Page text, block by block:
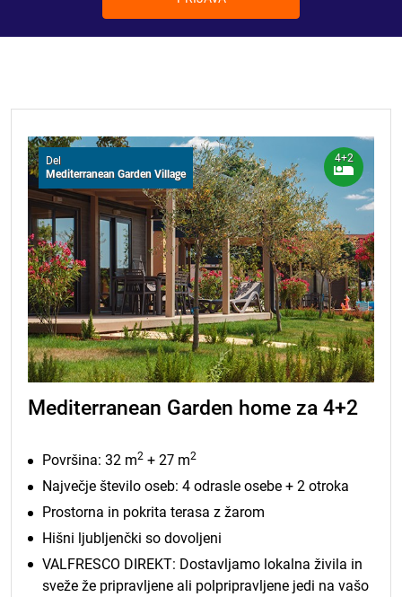
Del
Mediterranean Garden Village
4+2
Mediterranean Garden home za 4+2
Površina: 32 m2 + 27 m2
Največje število oseb: 4 odrasle osebe + 2 otroka
Prostorna in pokrita terasa z žarom
Hišni ljubljenčki so dovoljeni
VALFRESCO DIREKT: Dostavljamo lokalna živila in
sveže že pripravljene ali polpripravljene jedi na vašo